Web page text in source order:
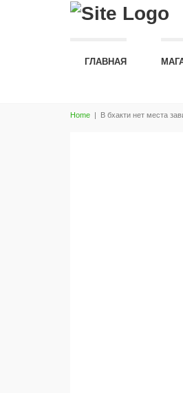
ГЛАВНАЯ
Home | В бхакти нет места